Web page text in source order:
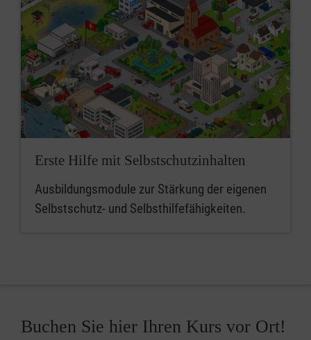
Erste Hilfe mit Selbstschutzinhalten
Ausbildungsmodule zur Stärkung der eigenen
Selbstschutz- und Selbsthilfefähigkeiten.
Buchen Sie hier Ihren Kurs vor Ort!